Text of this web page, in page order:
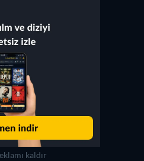
kaldır